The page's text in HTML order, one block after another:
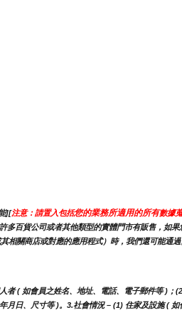
][注意：請置入包括您的業務所適用的所有數據
百貨公司或者其他類型的實體門市有販售，如
相關商店或對應的應用程式）時，我們還可能通
( 如會員之姓名、地址、電話、電子郵件等 )
日、尺寸等 )。3.社會情況 – (1) 住家及設施 (